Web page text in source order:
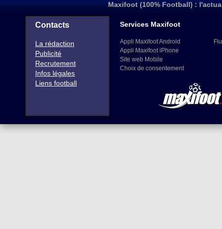
Maxifoot (100% Football) :
Contacts
La rédaction
Publicité
Recrutement
Infos légales
Liens football
Services Maxifoot
Appli Maxifoot Android
Appli Maxifoot iPhone
Site web Mobile
Choix de consentement